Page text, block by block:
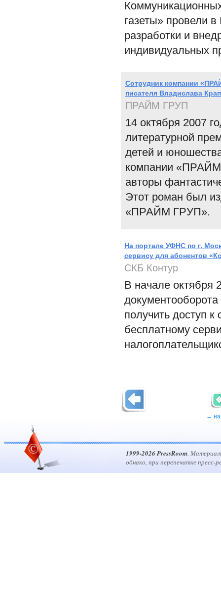
газеты» провели
разработки и
индивидуальных
Сотрудник компании
писателя Владислава
ПРАЙМ ГРУП
14 октября 2007
литературной
детей и
компании «ПРАЙМ
авторы
Этот роман был
«ПРАЙМ ГРУП».
На портале УФНС по г.
сервису для абонентов
СКБ Контур
В начале октября
получить доступ
бесплатному
← на
1999-2026 PressRoom.
однако, при перепечатке пресс-